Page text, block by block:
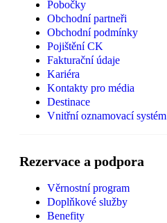
Pobočky
Obchodní partneři
Obchodní podmínky
Pojištění CK
Fakturační údaje
Kariéra
Kontakty pro média
Destinace
Vnitřní oznamovací systém
Rezervace a podpora
Věrnostní program
Doplňkové služby
Benefity